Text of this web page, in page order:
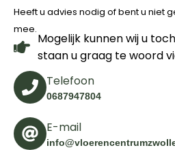
Heeft u advies nodig of bent u niet
mee.
Mogelijk kunnen wij u
staan u graag te woord
Telefoon
0687947804
E-mail